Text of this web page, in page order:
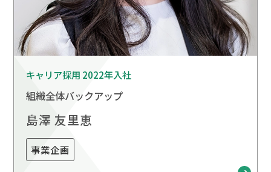
キャリア採用 2022年入社
組織全体バックアップ
島澤 友里恵
事業企画